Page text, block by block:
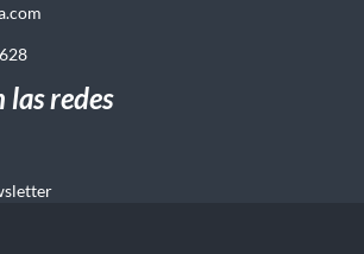
las redes